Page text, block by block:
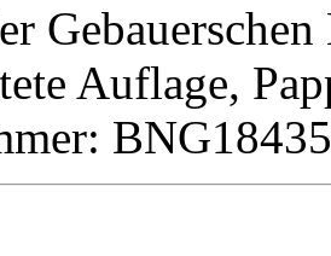
Auflage,
BNG18435